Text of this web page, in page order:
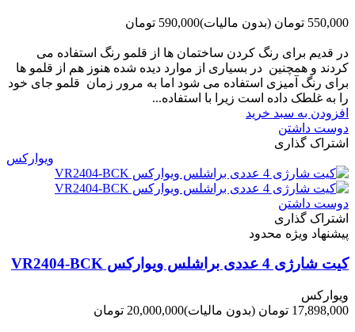
550,000 تومان (بدون مالیات)590,000 تومان
در قدیم برای رنگ کردن ساختمان ها از قلمو رنگ استفاده می
کردند و همچنین در بسیاری از موارد دیده شده هنوز هم از قلمو ها
برای رنگ آمیزی استفاده می شود اما به مرور زمان قلمو جای خود
را به غلطک داده است زیرا با استفاده...
افزودن به سبد خرید
دوست داشتن
اشتراک گذاری
ویوارکس
دوست داشتن
اشتراک گذاری
پیشنهاد ویژه محدود
کیت شارژی 4 عددی براشلس ویوارکس VR2404-BCK
ویوارکس
17,898,000 تومان
(بدون مالیات)20,000,000 تومان